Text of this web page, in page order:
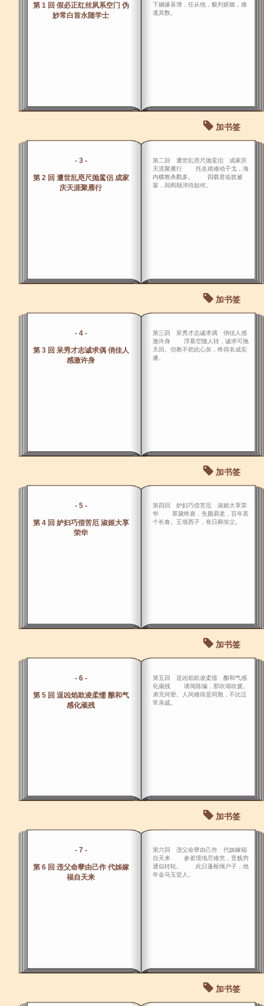
第 1 回 假必正红丝夙系空门 伪
妙常白首永随学士
下姻缘喜簿，任从他，貌判妍媸，难
逃其数。
加书签
- 3 -
第 2 回 遭世乱咫尺抛鸾侣 成家
庆天涯聚雁行
第二回 遭世乱咫尺抛鸾侣 成家庆
天涯聚雁行 托名靖难动干戈，海
内横教杀戮多。 四载君临犹被
篡，闾阎颠沛待如何。
加书签
- 4 -
第 3 回 呆秀才志诚求偶 俏佳人
感激许身
第三回 呆秀才志诚求偶 俏佳人感
激许身 浮慕空随人转，诚求可挽
天回。但教不把此心灰，终得名成实
遂。
加书签
- 5 -
第 4 回 妒妇巧偿苦厄 淑姬大享
荣华
第四回 妒妇巧偿苦厄 淑姬大享荣
华 翠黛终衰，失颜易老，百年若
个长春。王墙西子，有日葬埃尘。
加书签
- 6 -
第 5 回 逞凶焰欺凌柔懦 酿和气
感化顽残
第五回 逞凶焰欺凌柔懦 酿和气感
化顽残 请阅陈编，那吹塌吹篪。
弟兄何密。人间难得是同胞，不比泛
常亲戚。
加书签
- 7 -
第 6 回 违父命孽由己作 代姊嫁
福自天来
第六回 违父命孽由己作 代姊嫁福
自天来 参差境地尽难凭，贵贱穷
通似转轮。 此日蓬枢绳户子，他
年金马玉堂人。
加书签